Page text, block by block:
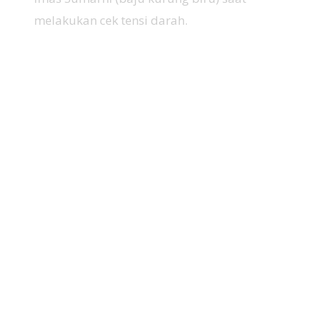
melakukan cek tensi darah.